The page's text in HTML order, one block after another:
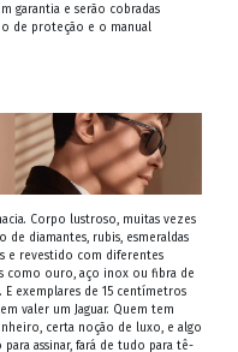
garantia e serão cobradas
de proteção e o manual
Corpo lustroso, muitas vezes
de diamantes, rubis, esmeraldas
e revestido com diferentes
como ouro, aço inox ou fibra de
E exemplares de 15 centímetros
valer um Jaguar. Quem tem
certa noção de luxo, e algo
para assinar, fará de tudo para tê-